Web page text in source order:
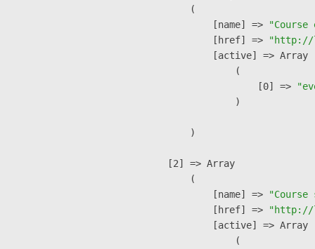
        (
            [name] =>
            [href] =>
"http://
            [active] => Array
                (
                    [0] =>
                )
        )
    [2] => Array
        (
            [name] =>
            [href] =>
"http://
            [active] => Array
                (